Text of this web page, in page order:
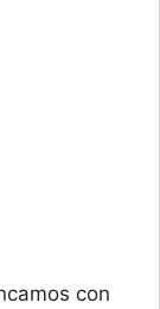
con